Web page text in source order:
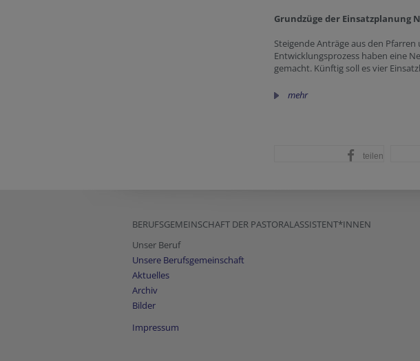
Grundzüge der Einsatzplanung
Steigende Anträge aus den
Entwicklungsprozess haben eine
gemacht. Künftig soll es vier
mehr
teilen
BERUFSGEMEINSCHAFT DER PASTORALASSISTENT*INNEN
Unser Beruf
Unsere Berufsgemeinschaft
Aktuelles
Archiv
Bilder
Impressum